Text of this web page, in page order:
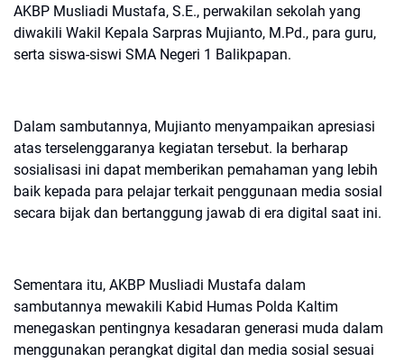
AKBP Musliadi Mustafa, S.E., perwakilan sekolah yang
diwakili Wakil Kepala Sarpras Mujianto, M.Pd., para guru,
serta siswa-siswi SMA Negeri 1 Balikpapan.
Dalam sambutannya, Mujianto menyampaikan apresiasi
atas terselenggaranya kegiatan tersebut. Ia berharap
sosialisasi ini dapat memberikan pemahaman yang lebih
baik kepada para pelajar terkait penggunaan media sosial
secara bijak dan bertanggung jawab di era digital saat ini.
Sementara itu, AKBP Musliadi Mustafa dalam
sambutannya mewakili Kabid Humas Polda Kaltim
menegaskan pentingnya kesadaran generasi muda dalam
menggunakan perangkat digital dan media sosial sesuai